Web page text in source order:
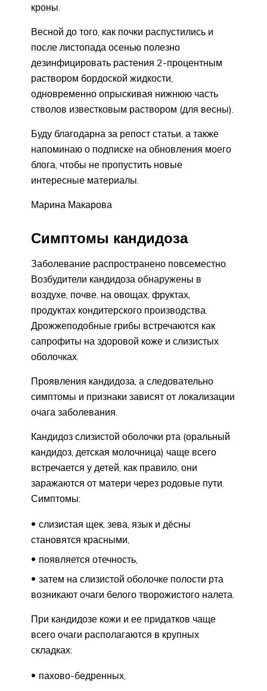
кроны.
Весной до того, как почки распустились и
после листопада осенью полезно
дезинфицировать растения 2-процентным
раствором бордоской жидкости,
одновременно опрыскивая нижнюю часть
стволов известковым раствором (для весны).
Буду благодарна за репост статьи, а также
напоминаю о подписке на обновления моего
блога, чтобы не пропустить новые
интересные материалы.
Марина Макарова
Симптомы кандидоза
Заболевание распространено повсеместно.
Возбудители кандидоза обнаружены в
воздухе, почве, на овощах, фруктах,
продуктах кондитерского производства.
Дрожжеподобные грибы встречаются как
сапрофиты на здоровой коже и слизистых
оболочках.
Проявления кандидоза, а следовательно
симптомы и признаки зависят от локализации
очага заболевания.
Кандидоз слизистой оболочки рта (оральный
кандидоз, детская молочница) чаще всего
встречается у детей, как правило, они
заражаются от матери через родовые пути.
Симптомы:
слизистая щек, зева, язык и дёсны
становятся красными,
появляется отечность,
затем на слизистой оболочке полости рта
возникают очаги белого творожистого налета.
При кандидозе кожи и ее придатков чаще
всего очаги располагаются в крупных
складках:
пахово-бедренных,